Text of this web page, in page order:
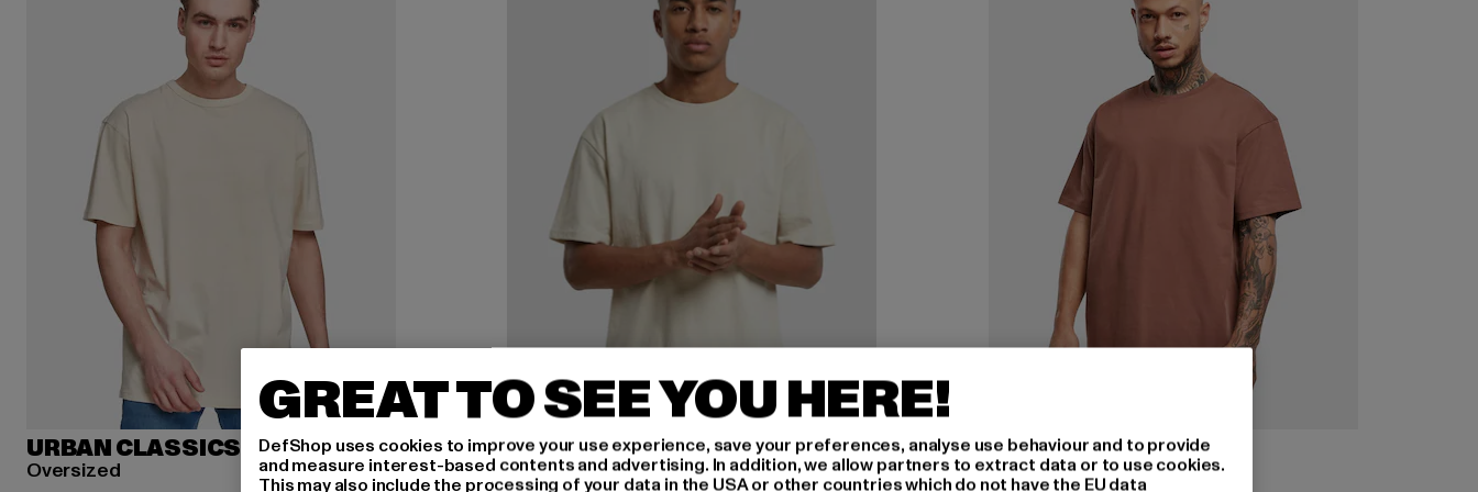
URBAN CLASSICS
Oversized
URBAN CLASSICS
Heavy Oversized
GREAT TO SEE YOU HERE!
DefShop uses cookies to improve your use experience, save your preferences, analyse use behaviour and to provide
and measure interest-based contents and advertising. In addition, we allow partners to extract data or to use cookies.
This may also include the processing of your data in the USA or other countries which do not have the EU data